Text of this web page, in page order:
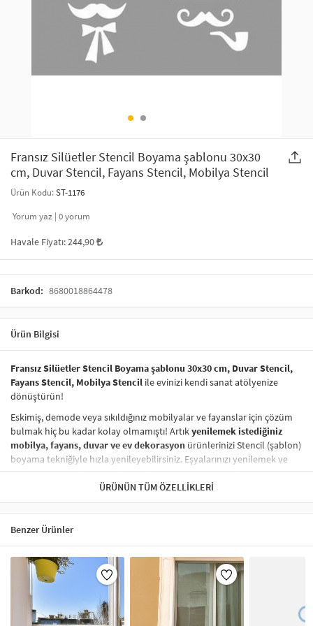
SAÇ AKSESUARLARI
GELİN / DÜĞÜN AKSESUARLARI
ŞAL VE FULAR
ODA KOKUSU VE MUM
PARTİ SÜSLERİ
Fransız Silüetler Stencil Boyama şablonu 30x30
cm, Duvar Stencil, Fayans Stencil, Mobilya Stencil
Ürün Kodu:ST-1176
Yorum yaz | 0yorum
Havale Fiyatı:244,90
Barkod: 8680018864478
Ürün Bilgisi
Fransız Silüetler Stencil Boyama şablonu 30x30 cm, Duvar Stencil,
Fayans Stencil, Mobilya Stencil ile evinizi kendi sanat atölyenize
dönüştürün!
Eskimiş, demode veya sıkıldığınız mobilyalar ve fayanslar için çözüm
bulmak hiç bu kadar kolay olmamıştı! Artıkyenilemek istediğiniz
mobilya, fayans, duvar ve ev dekorasyon ürünlerinizi Stencil (şablon)
boyama tekniğiyle hızla yenileyebilirsiniz. Eşyalarınızı yenilemek ve
onlaramodern bir hava katmakhiç de pahalı ve zahmetli olmak
zorunda değil! Stencil şablonları, dilediğiniz her yüzeye pratik bir
şekildedesen uygulamanızısağlar ve mobilyalarınızın, duvarlarınızın,
kumaşlarınızın görünümünü anında değiştirebilir.
Çocuğunuzun dolabına, mutfak fayanslarına,
kumaşlara bile bant yardımıyla sabitleyip, istediğiniz renklerle
boyama yapabilirsiniz. Evinizi,
kişisel zevkinizle özelleştirebilir
boyama seti ile yaratıcı projeler gerçekleştirebilirsiniz.El işi ve ev
dekorasyonu
sevenler için stencil, kolayca uygulanabilecek eğlenceli
ve etkili bir aktivitedir.
ÜRÜNÜN TÜM ÖZELLIKLERI
Benzer Ürünler